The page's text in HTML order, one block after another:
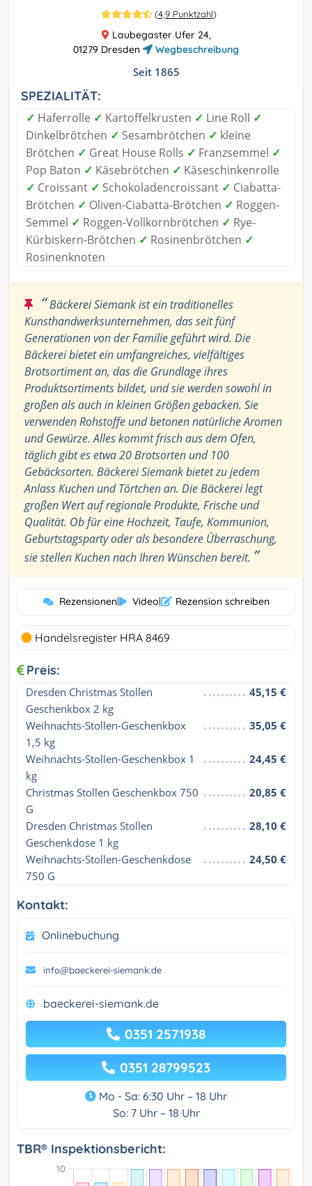
(4,9 Punktzahl)
Laubegaster Ufer 24,
01279 Dresden
Wegbeschreibung
Seit 1865
SPEZIALITÄT:
✓ Haferrolle ✓ Kartoffelkrusten ✓ Line Roll ✓
Dinkelbrötchen ✓ Sesambrötchen ✓ kleine
Brötchen ✓ Great House Rolls ✓ Franzsemmel ✓
Pop Baton ✓ Käsebrötchen ✓ Käseschinkenrolle
✓ Croissant ✓ Schokoladencroissant ✓ Ciabatta-
Brötchen ✓ Oliven-Ciabatta-Brötchen ✓ Roggen-
Semmel ✓ Roggen-Vollkornbrötchen ✓ Rye-
Kürbiskern-Brötchen ✓ Rosinenbrötchen ✓
Rosinenknoten
“Bäckerei Siemank ist ein traditionelles
Kunsthandwerksunternehmen, das seit fünf
Generationen von der Familie geführt wird. Die
Bäckerei bietet ein umfangreiches, vielfältiges
Brotsortiment an, das die Grundlage ihres
Produktsortiments bildet, und sie werden sowohl in
großen als auch in kleinen Größen gebacken. Sie
verwenden Rohstoffe und betonen natürliche Aromen
und Gewürze. Alles kommt frisch aus dem Ofen,
täglich gibt es etwa 20 Brotsorten und 100
Gebäcksorten. Bäckerei Siemank bietet zu jedem
Anlass Kuchen und Törtchen an. Die Bäckerei legt
großen Wert auf regionale Produkte, Frische und
Qualität. Ob für eine Hochzeit, Taufe, Kommunion,
Geburtstagsparty oder als besondere Überraschung,
sie stellen Kuchen nach Ihren Wünschen bereit. ”
Rezensionen| Video| Rezension schreiben
Handelsregister HRA 8469
Preis:
Dresden Christmas Stollen
Geschenkbox 2 kg
45,15 €
Weihnachts-Stollen-Geschenkbox
1,5 kg
35,05 €
Weihnachts-Stollen-Geschenkbox 1
kg
24,45 €
Christmas Stollen Geschenkbox 750
G
20,85 €
Dresden Christmas Stollen
Geschenkdose 1 kg
28,10 €
Weihnachts-Stollen-Geschenkdose
750 G
24,50 €
Kontakt:
Onlinebuchung
info@baeckerei-siemank.de
baeckerei-siemank.de
0351 2571938
0351 28799523
Mo - Sa: 6:30 Uhr – 18 Uhr
So: 7 Uhr – 18 Uhr
TBR® Inspektionsbericht: